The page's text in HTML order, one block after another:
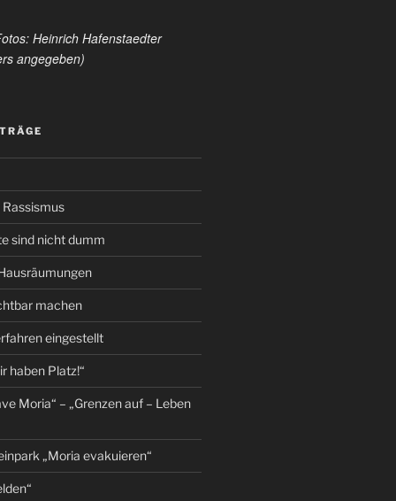
Heinrich Hafenstaedter
angegeben)
sind nicht dumm
machen
eingestellt
haben Platz!“
Moria“ – „Grenzen auf – Leben
„Moria evakuieren“